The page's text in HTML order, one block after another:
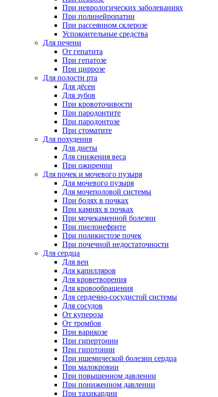
При неврологических заболеваниях
При полинейропатии
При рассеянном склерозе
Успокоительные средства
Для печени
От гепатита
При гепатозе
При циррозе
Для полости рта
Для дёсен
Для зубов
При кровоточивости
При пародонтите
При пародонтозе
При стоматите
Для похудения
Для диеты
Для снижения веса
При ожирении
Для почек и мочевого пузыря
Для мочевого пузыря
Для мочеполовой системы
При болях в почках
При камнях в почках
При мочекаменной болезни
При пиелонефрите
При поликистозе почек
При почечной недостаточности
Для сердца
Для вен
Для капилляров
Для кроветворения
Для кровообращения
Для сердечно-сосудистой системы
Для сосудов
От купероза
От тромбов
При варикозе
При гипертонии
При гипотонии
При ишемической болезни сердца
При малокровии
При повышенном давлении
При пониженном давлении
При тахикардии